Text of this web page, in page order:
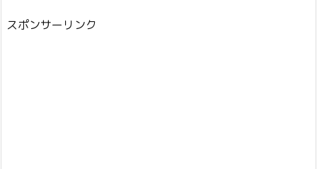
スポンサーリンク